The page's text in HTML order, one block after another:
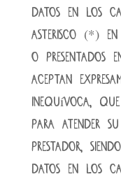
datos en los
asterisco (*)
o presentados
aceptan
inequívoca,
para atender
prestador,
datos en los